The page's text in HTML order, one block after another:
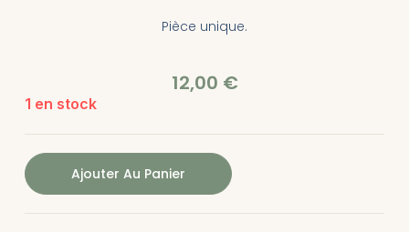
Pièce unique.
12,00 €
1 en stock
Ajouter Au Panier